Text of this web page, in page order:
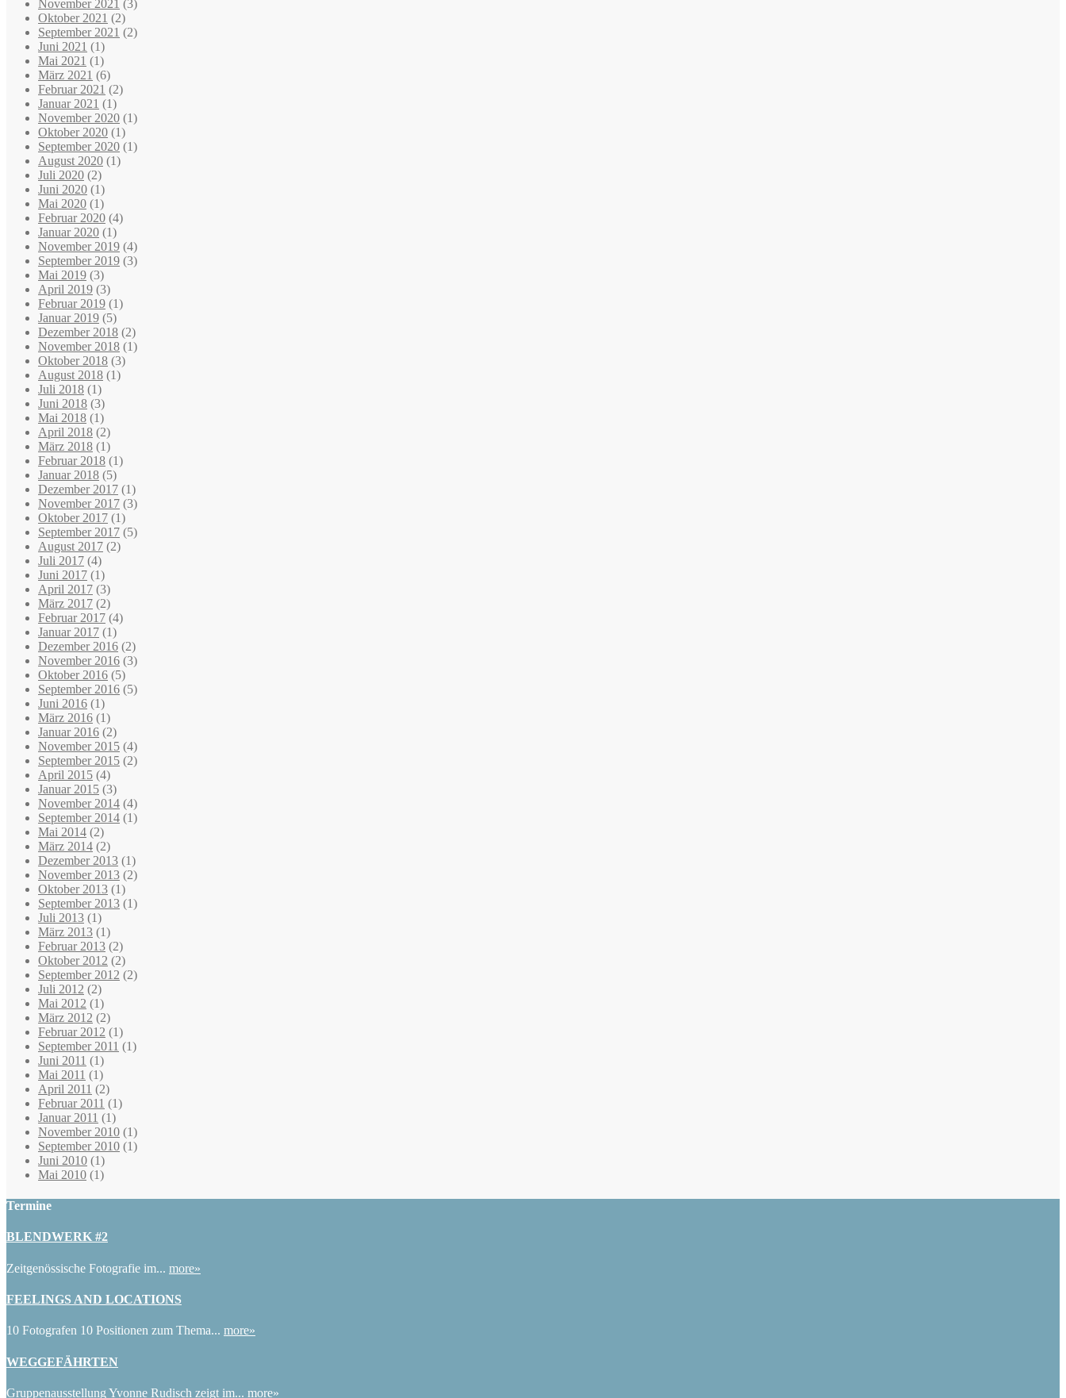
November 2021 (3)
Oktober 2021 (2)
September 2021 (2)
Juni 2021 (1)
Mai 2021 (1)
März 2021 (6)
Februar 2021 (2)
Januar 2021 (1)
November 2020 (1)
Oktober 2020 (1)
September 2020 (1)
August 2020 (1)
Juli 2020 (2)
Juni 2020 (1)
Mai 2020 (1)
Februar 2020 (4)
Januar 2020 (1)
November 2019 (4)
September 2019 (3)
Mai 2019 (3)
April 2019 (3)
Februar 2019 (1)
Januar 2019 (5)
Dezember 2018 (2)
November 2018 (1)
Oktober 2018 (3)
August 2018 (1)
Juli 2018 (1)
Juni 2018 (3)
Mai 2018 (1)
April 2018 (2)
März 2018 (1)
Februar 2018 (1)
Januar 2018 (5)
Dezember 2017 (1)
November 2017 (3)
Oktober 2017 (1)
September 2017 (5)
August 2017 (2)
Juli 2017 (4)
Juni 2017 (1)
April 2017 (3)
März 2017 (2)
Februar 2017 (4)
Januar 2017 (1)
Dezember 2016 (2)
November 2016 (3)
Oktober 2016 (5)
September 2016 (5)
Juni 2016 (1)
März 2016 (1)
Januar 2016 (2)
November 2015 (4)
September 2015 (2)
April 2015 (4)
Januar 2015 (3)
November 2014 (4)
September 2014 (1)
Mai 2014 (2)
März 2014 (2)
Dezember 2013 (1)
November 2013 (2)
Oktober 2013 (1)
September 2013 (1)
Juli 2013 (1)
März 2013 (1)
Februar 2013 (2)
Oktober 2012 (2)
September 2012 (2)
Juli 2012 (2)
Mai 2012 (1)
März 2012 (2)
Februar 2012 (1)
September 2011 (1)
Juni 2011 (1)
Mai 2011 (1)
April 2011 (2)
Februar 2011 (1)
Januar 2011 (1)
November 2010 (1)
September 2010 (1)
Juni 2010 (1)
Mai 2010 (1)
Termine
BLENDWERK #2
Zeitgenössische Fotografie im... more»
FEELINGS AND LOCATIONS
10 Fotografen 10 Positionen zum Thema... more»
WEGGEFÄHRTEN
Gruppenausstellung Yvonne Rudisch zeigt im... more»